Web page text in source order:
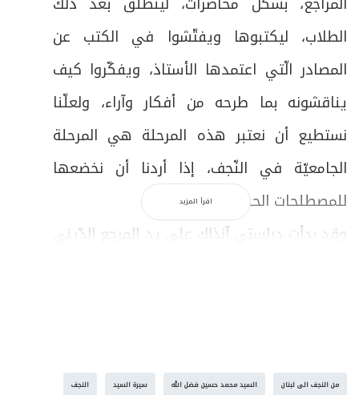
الطلاب، ليكتبوها ويفتّشوا في الكتب عن
المصادر الّتي اعتمدها الأستاذ، ويفكّروا كيف
يناقشونه بما طرحه من أفكار وآراء، ولعلّنا
نستطيع أن نعتبر هذه المرحلة هي المرحلة
الجامعيّة في النّجف، إذا أردنا أن نخضعها
للمصطلحات الحديثة.
وقد بدأت دراستي آنذاك على يد المرجع الدّيني
اقرأ المزيد
من النجف الى لبنان السيد محمد حسين فضل الله سيرة السيد النجف